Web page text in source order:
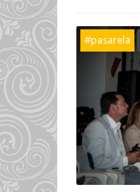
#pasarela